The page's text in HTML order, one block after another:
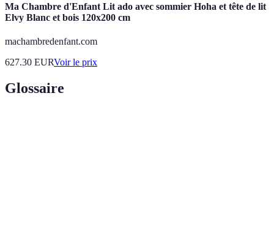
Ma Chambre d'Enfant Lit ado avec sommier Hoha et tête de lit
Elvy Blanc et bois 120x200 cm
machambredenfant.com
627.30 EURVoir le prix
Glossaire